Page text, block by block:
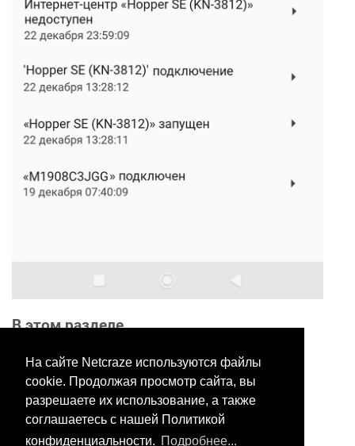
На сайте Netcraze используются файлы
cookie. Продолжая просмотр сайта, вы
разрешаете их использование, а также
соглашаетесь с нашей Политикой
конфиденциальности. Подробнее...
В этом разделе
Хотите оставить отзыв?
Нажмите здесь, чтобы